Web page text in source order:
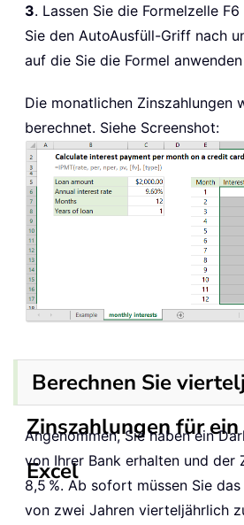
3. Lassen Sie die Formelzelle
Sie den AutoAusfüll-Griff nach
auf die Sie die Formel
Die monatlichen Zinszahlungen
berechnet. Siehe Screenshot:
Berechnen Sie
Zinszahlungen für
Excel
Angenommen, Sie haben ein
von Ihrer Bank erhalten und der
8,5 %. Ab sofort müssen Sie
von zwei Jahren vierteljährlich